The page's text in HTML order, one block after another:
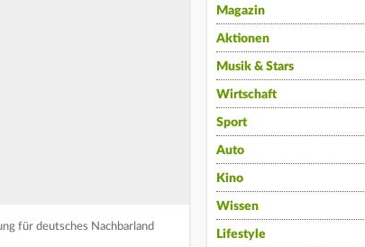
für deutsches Nachbarland
Magazin
Aktionen
Musik & Stars
Wirtschaft
Sport
Auto
Kino
Wissen
Lifestyle